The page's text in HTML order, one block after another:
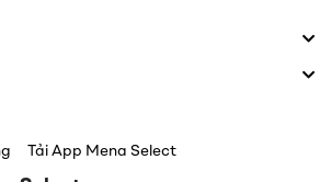
Tải App Mena Select